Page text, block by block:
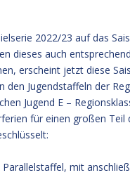
2022/23 auf das
dieses auch
erscheint jetzt diese
den Jugendstaffeln der
Jugend E –
für einen großen
mit